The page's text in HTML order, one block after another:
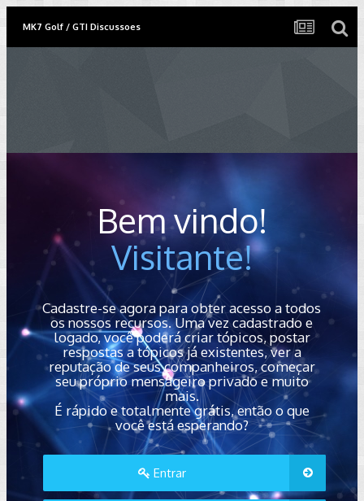
MK7 Golf / GTI Discussoes
Bem vindo!
Visitante!
Cadastre-se agora para obter acesso a todos
os nossos recursos. Uma vez cadastrado e
logado, você poderá criar tópicos, postar
respostas a tópicos já existentes, ver a
reputação de seus companheiros, começar
seu próprio mensageiro privado e muito
mais.
É rápido e totalmente grátis, então o que
você está esperando?
Entrar